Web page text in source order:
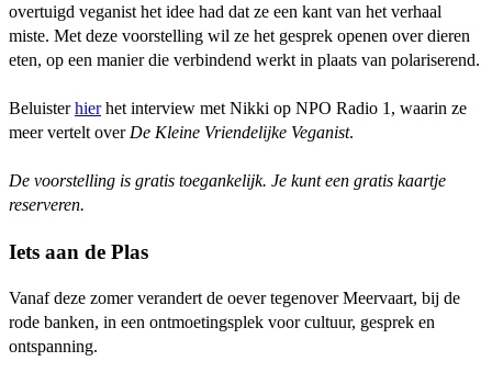
overtuigd veganist het idee had dat ze een kant van het verhaal
miste. Met deze voorstelling wil ze het gesprek openen over dieren
eten, op een manier die verbindend werkt in plaats van polariserend.
Beluisterhierhet interview met Nikki op NPO Radio 1, waarin ze
meer vertelt over De Kleine Vriendelijke Veganist.
De voorstelling is gratis toegankelijk. Je kunt een gratis kaartje
reserveren.
Iets aan de Plas
Vanaf deze zomer verandert de oever tegenover Meervaart, bij de
rode banken, in een ontmoetingsplek voor cultuur, gesprek en
ontspanning.